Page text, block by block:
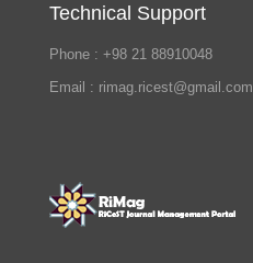
Technical Support
Phone : +98 21 88910048
Email : rimag.ricest@gmail.com